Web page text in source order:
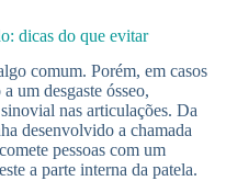
dicas do que evitar
comum. Porém, em casos
um desgaste ósseo,
nas articulações. Da
desenvolvido a chamada
pessoas com um
a parte interna da patela.